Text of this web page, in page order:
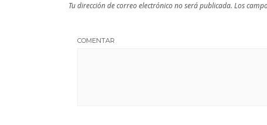
Tu dirección de correo electrónico no será publicada. Los
COMENTAR